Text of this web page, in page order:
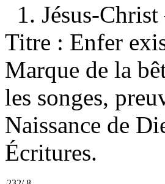
1. Jésus-
Titre : Enfer
Marque de la
les songes,
Naissance de
Écritures.